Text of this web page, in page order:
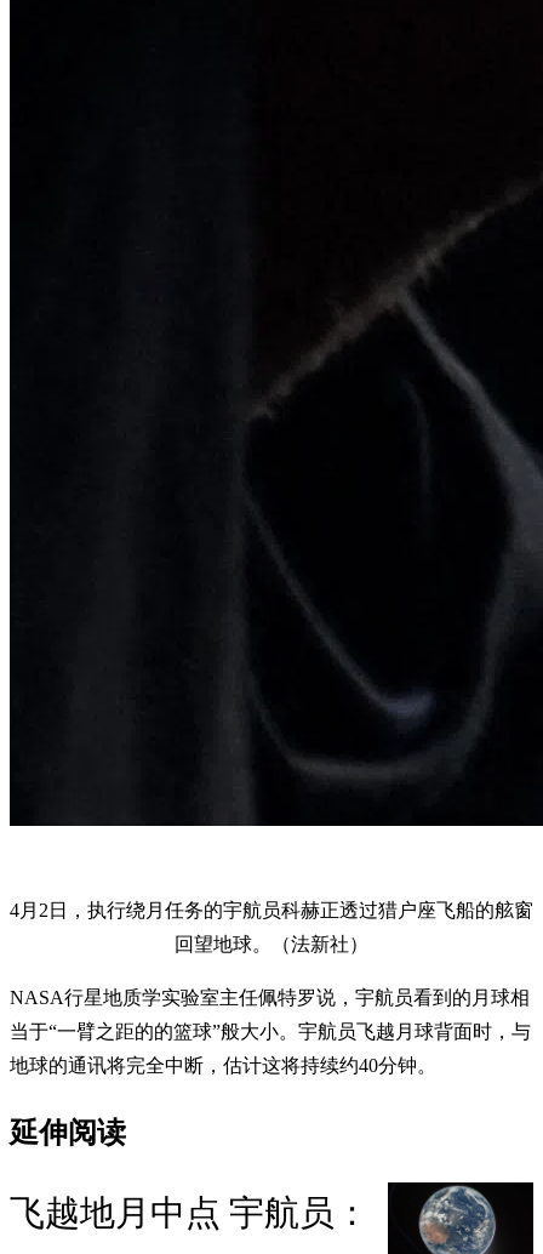
4月2日，执行绕月任务的宇航员科赫正透过猎户座飞船的舷窗
回望地球。（法新社）
NASA行星地质学实验室主任佩特罗说，宇航员看到的月球相
当于“一臂之距的的篮球”般大小。宇航员飞越月球背面时，与
地球的通讯将完全中断，估计这将持续约40分钟。
延伸阅读
飞越地月中点 宇航员：